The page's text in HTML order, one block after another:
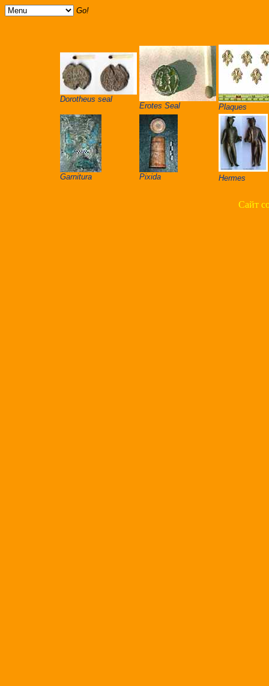
Go!
Dorotheus seal
Erotes Seal Plaques
Garnitura Pixida Hermes
Сайт